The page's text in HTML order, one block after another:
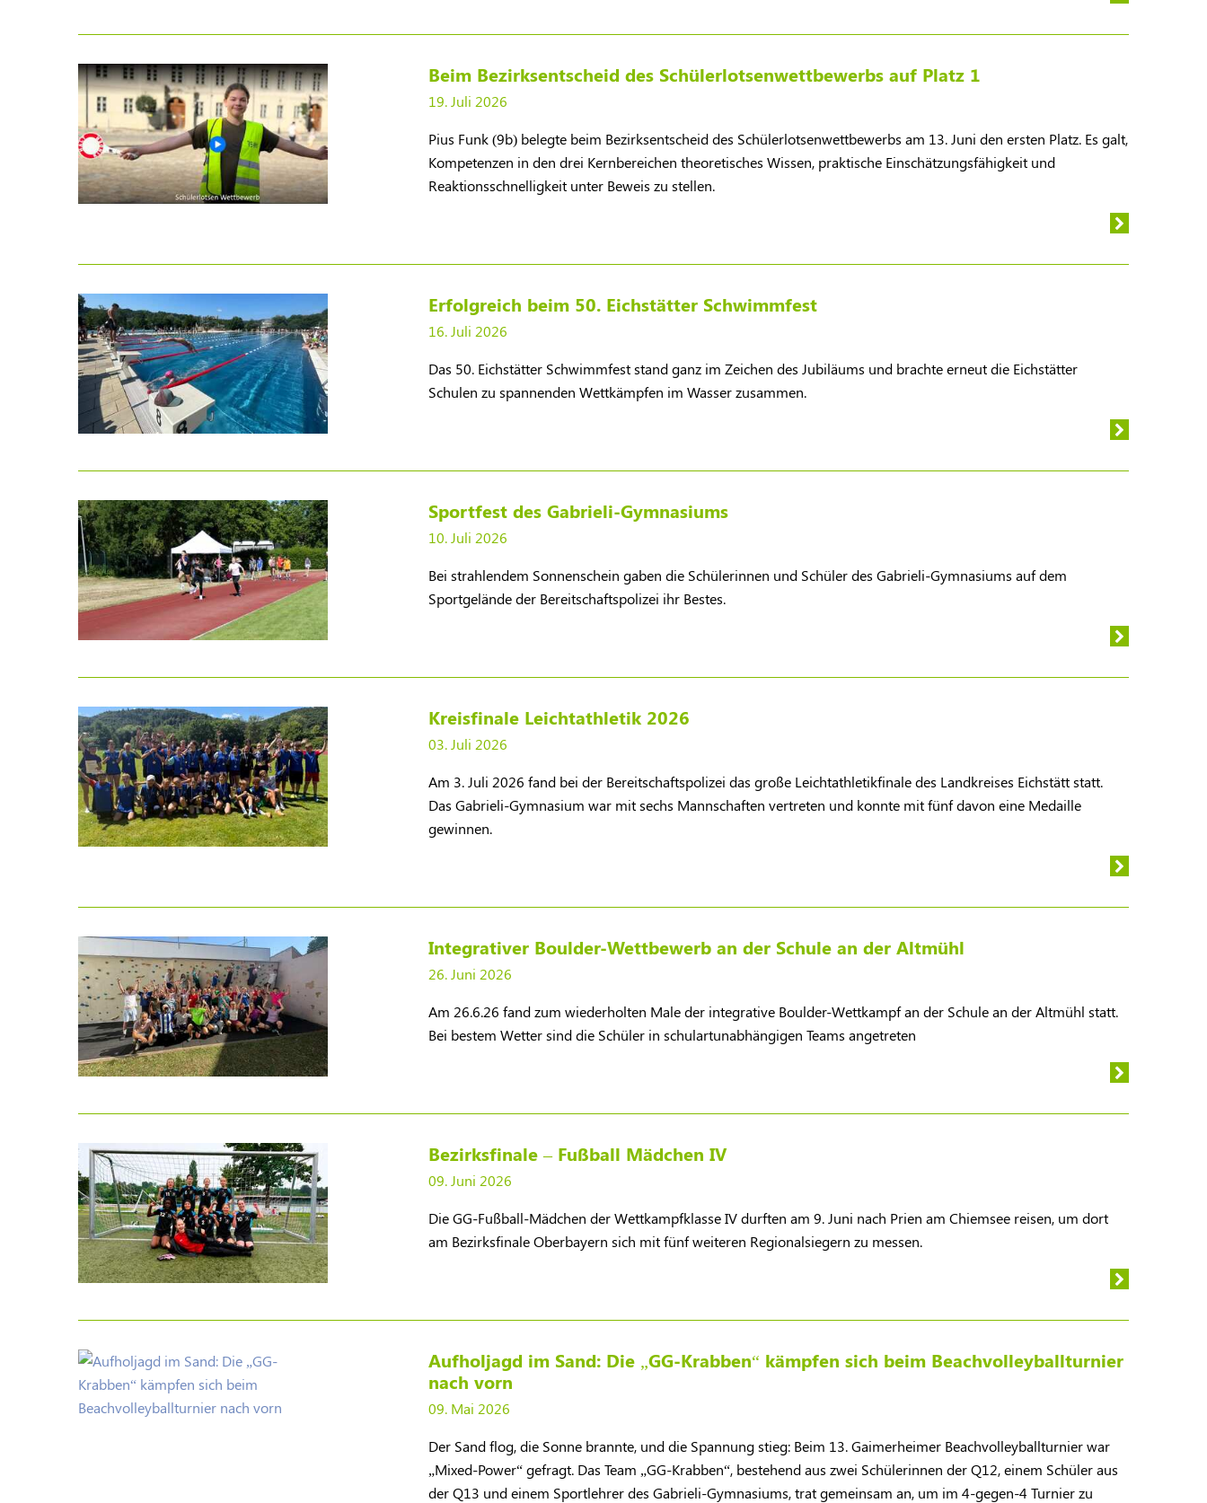
Beim Bezirksentscheid des Schülerlotsenwettbewerbs auf Platz 1
19. Juli 2026
​Pius Funk (9b) belegte beim Bezirksentscheid des Schülerlotsenwettbewerbs am 13. Juni den ersten Platz. Es galt,
Kompetenzen in den drei Kernbereichen theoretisches Wissen, praktische Einschätzungsfähigkeit und
Reaktionsschnelligkeit unter Beweis zu stellen.
Erfolgreich beim 50. Eichstätter Schwimmfest
16. Juli 2026
​Das 50. Eichstätter Schwimmfest stand ganz im Zeichen des Jubiläums und brachte erneut die Eichstätter
Schulen zu spannenden Wettkämpfen im Wasser zusammen.
Sportfest des Gabrieli-Gymnasiums
10. Juli 2026
​Bei strahlendem Sonnenschein gaben die Schülerinnen und Schüler des Gabrieli-Gymnasiums auf dem
Sportgelände der Bereitschaftspolizei ihr Bestes.
Kreisfinale Leichtathletik 2026
03. Juli 2026
Am 3. Juli 2026 fand bei der Bereitschaftspolizei das große Leichtathletikfinale des Landkreises Eichstätt statt.
Das Gabrieli-Gymnasium war mit sechs Mannschaften vertreten und konnte mit fünf davon eine Medaille
gewinnen.
Integrativer Boulder-Wettbewerb an der Schule an der Altmühl
26. Juni 2026
Am 26.6.26 fand zum wiederholten Male der integrative Boulder-Wettkampf an der Schule an der Altmühl statt.
Bei bestem Wetter sind die Schüler in schulartunabhängigen Teams angetreten
Bezirksfinale – Fußball Mädchen IV
09. Juni 2026
Die GG-Fußball-Mädchen der Wettkampfklasse IV durften am 9. Juni nach Prien am Chiemsee reisen, um dort
am Bezirksfinale Oberbayern sich mit fünf weiteren Regionalsiegern zu messen.
Aufholjagd im Sand: Die „GG-Krabben“ kämpfen sich beim Beachvolleyballturnier
nach vorn
09. Mai 2026
Der Sand flog, die Sonne brannte, und die Spannung stieg: Beim 13. Gaimerheimer Beachvolleyballturnier war
„Mixed-Power“ gefragt. Das Team „GG-Krabben“, bestehend aus zwei Schülerinnen der Q12, einem Schüler aus
der Q13 und einem Sportlehrer des Gabrieli-Gymnasiums, trat gemeinsam an, um im 4-gegen-4 Turnier zu